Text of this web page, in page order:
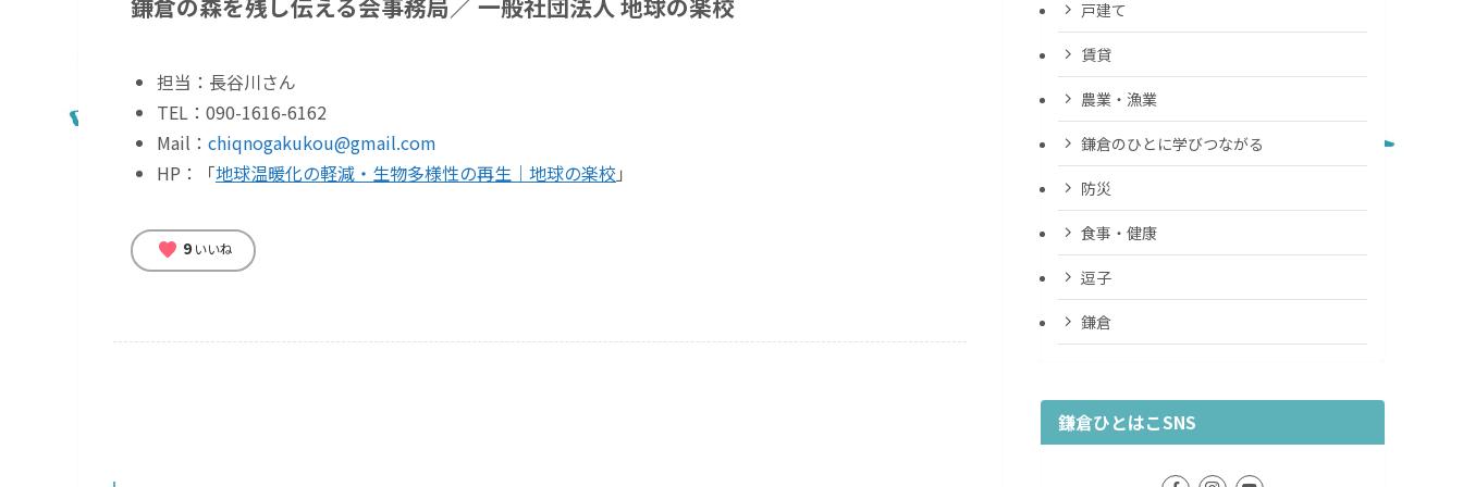
鎌倉の森を残し伝える会事務局／ 一般社団法人 地球の楽校
担当：長谷川さん
TEL：090-1616-6162
Mail： chiqnogakukou@gmail.com
HP：「地球温暖化の軽減・生物多様性の再生｜地球の楽校 」
favorite 9 いいね
戸建て
賃貸
農業・漁業
鎌倉のひとに学びつながる
防災
食事・健康
逗子
鎌倉
鎌倉ひとはこSNS